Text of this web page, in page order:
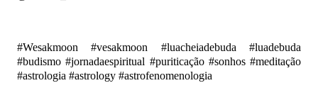
#Wesakmoon #vesakmoon #luacheiadebuda #luadebuda
#budismo #jornadaespiritual #puriticação #sonhos #meditação
#astrologia #astrology #astrofenomenologia